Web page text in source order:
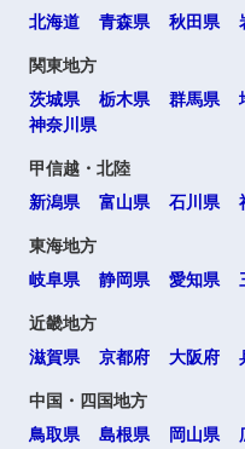
北海道
青森県 秋田県
関東地方
茨城県
栃木県 群馬県
神奈川県
甲信越・北陸
新潟県
富山県 石川県
東海地方
岐阜県
静岡県 愛知県
近畿地方
滋賀県
京都府 大阪府
中国・四国地方
鳥取県
島根県 岡山県